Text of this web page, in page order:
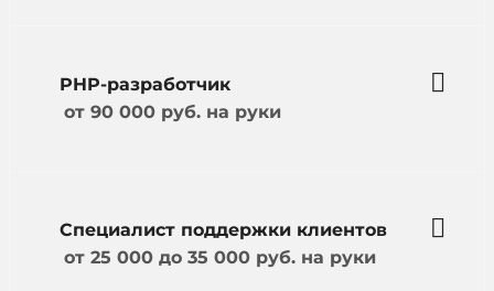
PHP-разработчик
от 90 000 руб. на руки
Специалист поддержки клиентов
от 25 000 до 35 000 руб. на руки